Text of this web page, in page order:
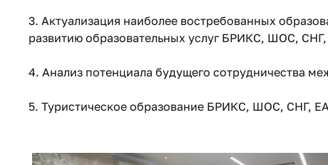
3. Актуализация наиболее востребованных
развитию образовательных услуг БРИКС, ШОС,
4. Анализ потенциала будущего
5. Туристическое образование БРИКС, ШОС, СНГ,